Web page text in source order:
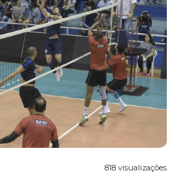
818 visualizações